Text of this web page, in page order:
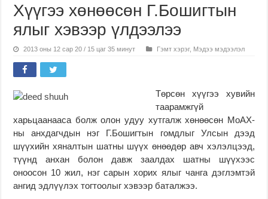
Хүүгээ хөнөөсөн Г.Бошигтын
ялыг хэвээр үлдээлээ
2013 оны 12 сар 20 / 15 цаг 35 минут Гэмт хэрэг, Мэдээ мэдээлэл
Төрсөн хүүгээ хувийн
таарамжгүй
харьцаанааса болж олон удуу хутгалж хөнөөсөн МоАХ-
ны анхдагчдын нэг Г.Бошигтын гомдлыг Улсын дээд
шүүхийн хяналтын шатны шүүх өнөөдөр авч хэлэлцээд,
түүнд анхан болон давж заалдах шатны шүүхээс
оноосон 10 жил, нэг сарын хорих ялыг чанга дэглэмтэй
ангид эдлүүлэх тогтоолыг хэвээр баталжээ.